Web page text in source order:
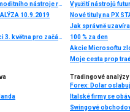
Technická analýza denního pohybu ceny komoditního nástroje ropa, čtvrtek 12. června 2025
10.9.2019
GBP/USD: obchodní tipy na evropskou seanci 3. května pro začátečníky
Využití nástrojů
Nové tituly na PX
Jak správně
100 % za den
Moje cesta prop
Tradingové analýzy
Italské firmy se
Swingové